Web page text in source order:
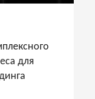
для